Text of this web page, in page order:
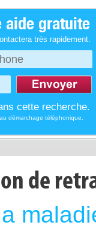
aide gratuite
très rapidement.
cette recherche.
démarchage téléphonique.
de